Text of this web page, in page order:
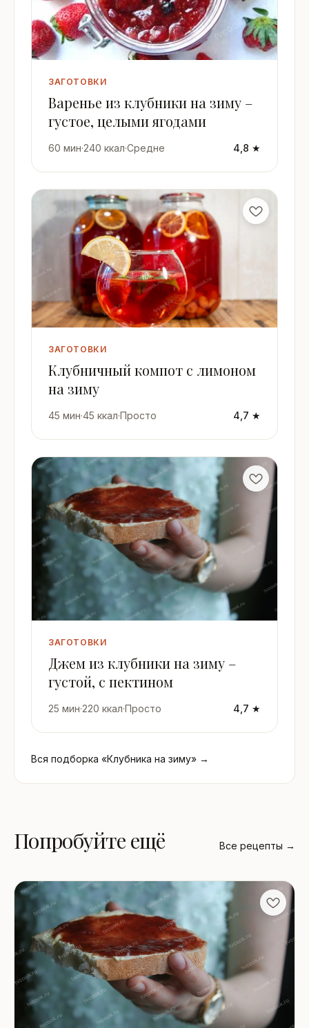
ЗАГОТОВКИ
Варенье из клубники на зиму –
густое, целыми ягодами
60 мин·240 ккал·Средне 4,8 ★
ЗАГОТОВКИ
Клубничный компот с лимоном
на зиму
45 мин·45 ккал·Просто 4,7 ★
ЗАГОТОВКИ
Джем из клубники на зиму –
густой, с пектином
25 мин·220 ккал·Просто 4,7 ★
Вся подборка «Клубника на зиму» →
Попробуйте ещё Все рецепты →